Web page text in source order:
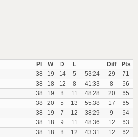
Pl W D L Diff
Pts
38 19 14 5 53:24 29
71
38 18 12 8 41:33 8
66
38 19 8 11 48:28 20
65
38 20 5 13 55:38 17
65
38 19 7 12 38:29 9
64
38 18 9 11 48:36 12
63
38 18 8 12 43:31 12
62